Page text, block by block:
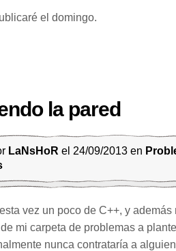
el domingo.
la pared
LaNsHoR el 24/09/2013 en
vez un poco de C++, y
mi carpeta de problemas a
nunca contrataría a